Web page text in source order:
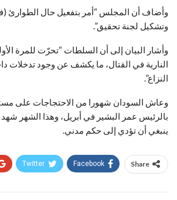
وأضاف أن المجلس “أمر بتفعيل حال الطوارئ
وتشكيل لجنة تحقيق”.
وأشار البيان إلى أن السلطات “تحرّت للمرة
النارية في القتال، ما يكشف عن وجود تدخلات
النزاع”.
وعاش السودان شهورا من الاحتجاجات على
بالرئيس عمر البشير في أبريل، وهذا الشهر شهد
ينبغي أن تؤدي إلى حكم مدني.
Share
Facebook
Twitter